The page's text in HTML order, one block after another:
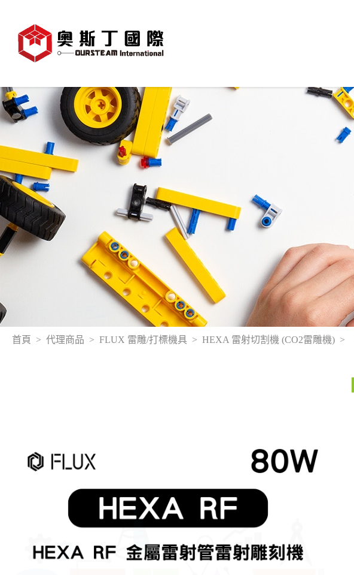
首頁 代理商品 FLUX 雷雕/打標機具 HEXA 雷射切割機 (CO2雷雕機)